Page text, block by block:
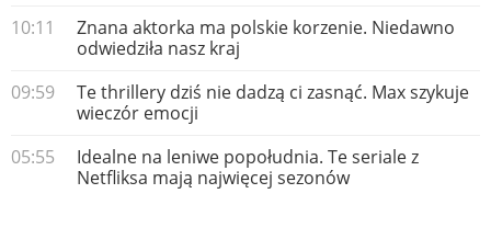
10:11
Znana aktorka ma polskie korzenie. Niedawno
odwiedziła nasz kraj
09:59
Te thrillery dziś nie dadzą ci zasnąć. Max szykuje
wieczór emocji
05:55
Idealne na leniwe popołudnia. Te seriale z
Netfliksa mają najwięcej sezonów